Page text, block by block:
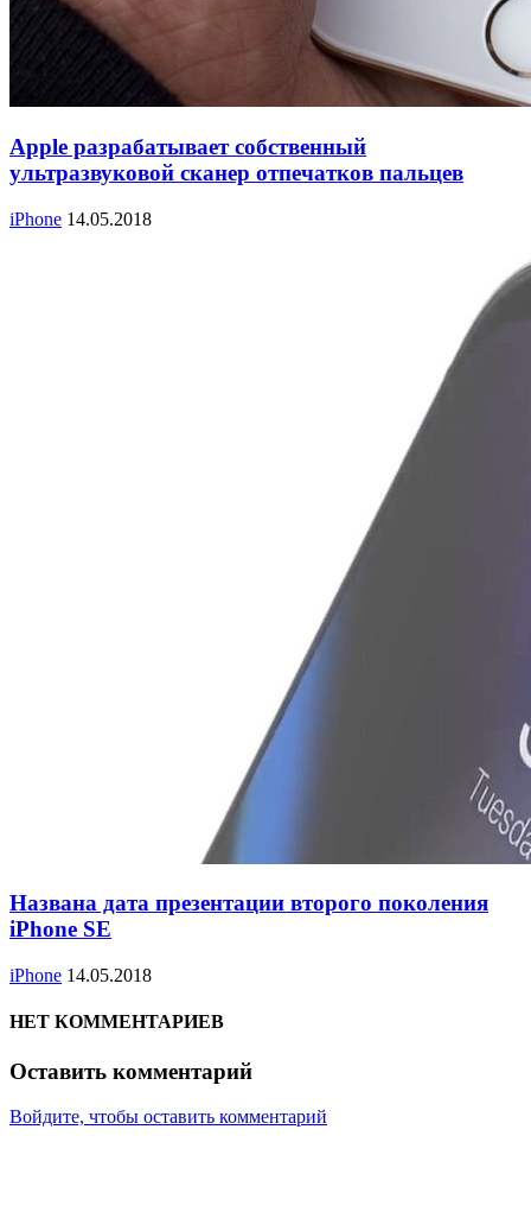
Apple разрабатывает собственный
ультразвуковой сканер отпечатков пальцев
iPhone 14.05.2018
Названа дата презентации второго поколения
iPhone SE
iPhone 14.05.2018
НЕТ КОММЕНТАРИЕВ
Оставить комментарий
Войдите, чтобы оставить комментарий